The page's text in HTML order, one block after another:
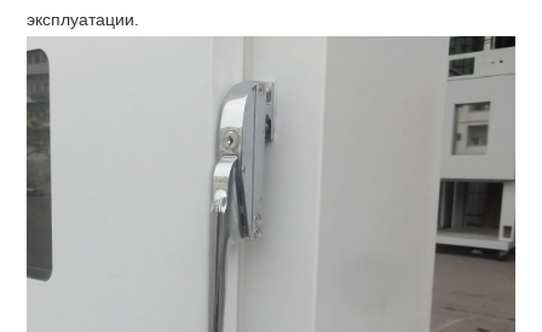
эксплуатации.